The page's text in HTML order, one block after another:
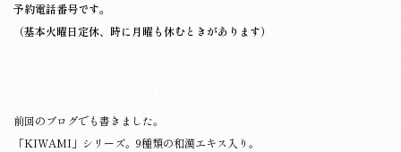
予約電話番号です。
（基本火曜日定休、時に月曜も休むときがあります）
前回のブログでも書きました。
「KIWAMI」シリーズ。9種類の和漢エキス入り。